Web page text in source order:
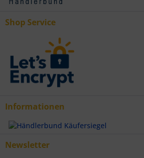
Shop Service
Informationen
Newsletter
Endgeräteeigenschaften zur Identifikation